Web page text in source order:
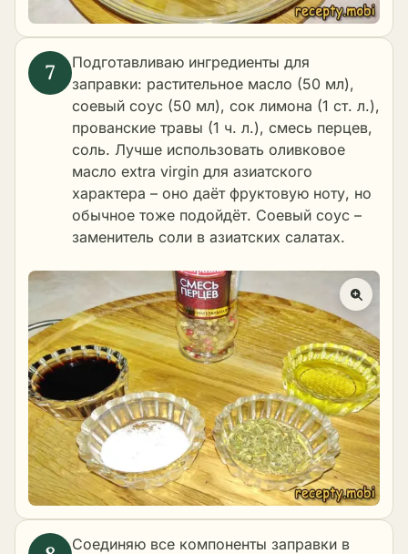
Подготавливаю ингредиенты для
заправки: растительное масло (50 мл),
соевый соус (50 мл), сок лимона (1 ст. л.),
прованские травы (1 ч. л.), смесь перцев,
соль. Лучше использовать оливковое
масло extra virgin для азиатского
характера – оно даёт фруктовую ноту, но
обычное тоже подойдёт. Соевый соус –
заменитель соли в азиатских салатах.
Соединяю все компоненты заправки в